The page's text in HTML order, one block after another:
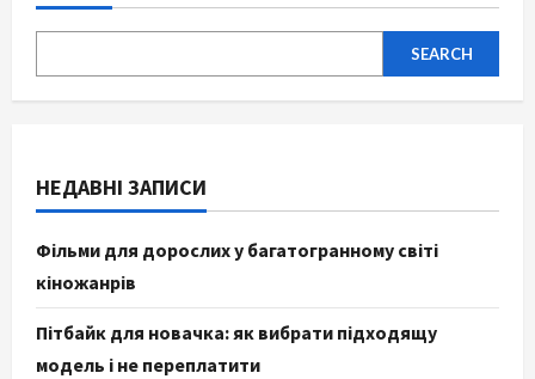
SEARCH
НЕДАВНІ ЗАПИСИ
Фільми для дорослих у багатогранному світі
кіножанрів
Пітбайк для новачка: як вибрати підходящу
модель і не переплатити